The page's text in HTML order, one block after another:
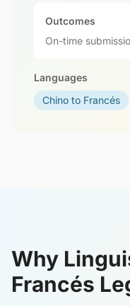
Outcomes
On-time
Languages
Chino to Francés
Why
Francés